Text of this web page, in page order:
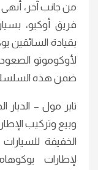
من جانب آخر،
بقيادة السائقين
لأوكوموتو
ضمن هذه
تاير مول – الديار
وبيع وتركيب
الخفيفة
لإطارات